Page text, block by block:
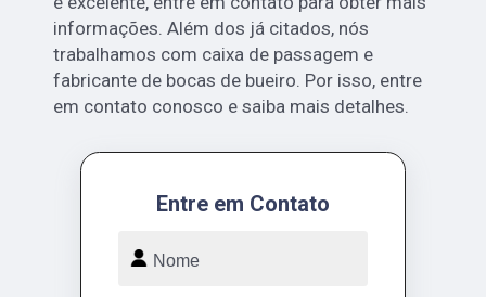
informações. Além dos já citados, nós
trabalhamos com caixa de passagem e
fabricante de bocas de bueiro. Por isso, entre
em contato conosco e saiba mais detalhes.
Entre em Contato